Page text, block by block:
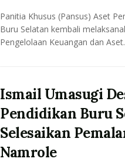
Panitia Khusus (Pansus) Aset
Buru Selatan kembali
Pengelolaan Keuangan dan
Ismail Umasugi
Pendidikan Buru
Selesaikan
Namrole